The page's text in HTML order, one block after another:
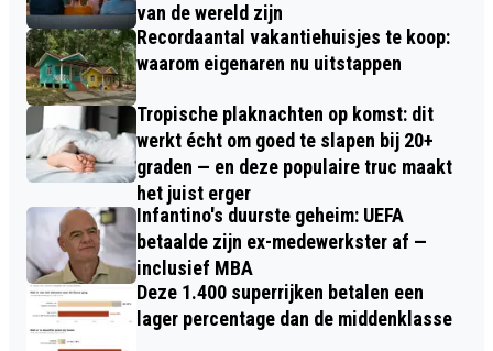
van de wereld zijn
Recordaantal vakantiehuisjes te koop:
waarom eigenaren nu uitstappen
Tropische plaknachten op komst: dit
werkt écht om goed te slapen bij 20+
graden — en deze populaire truc maakt
het juist erger
Infantino's duurste geheim: UEFA
betaalde zijn ex-medewerkster af —
inclusief MBA
Deze 1.400 superrijken betalen een
lager percentage dan de middenklasse